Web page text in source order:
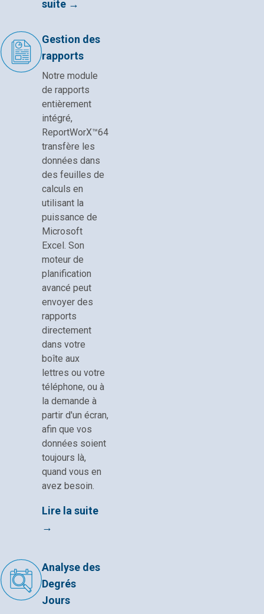
suite →
Gestion des
rapports
Notre module
de rapports
entièrement
intégré,
ReportWorX™64
transfère les
données dans
des feuilles de
calculs en
utilisant la
puissance de
Microsoft
Excel. Son
moteur de
planification
avancé peut
envoyer des
rapports
directement
dans votre
boîte aux
lettres ou votre
téléphone, ou à
la demande à
partir d'un écran,
afin que vos
données soient
toujours là,
quand vous en
avez besoin.
Lire la suite
→
Analyse des
Degrés
Jours